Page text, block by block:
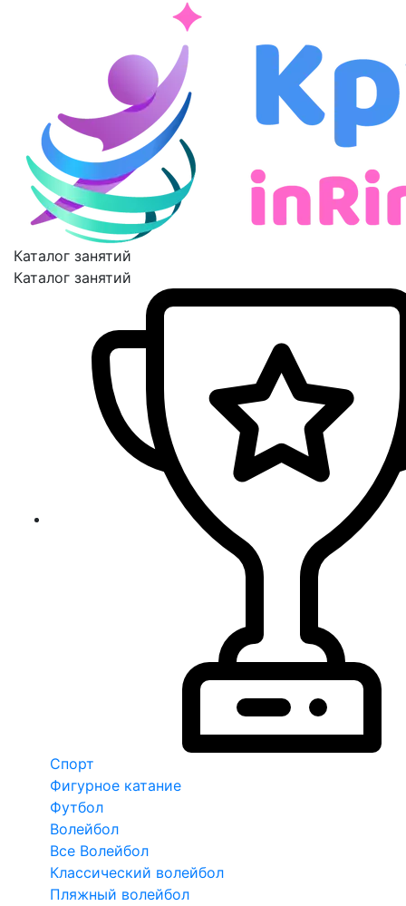
Каталог занятий
Каталог занятий
Спорт
Фигурное катание
Футбол
Волейбол
Все Волейбол
Классический волейбол
Пляжный волейбол